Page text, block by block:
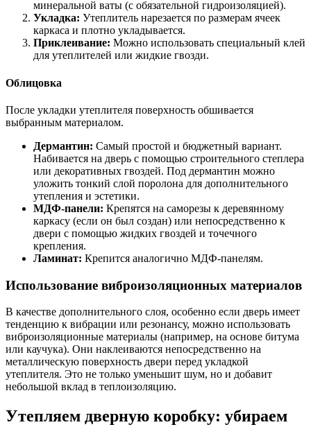
минеральной ваты (с обязательной гидроизоляцией).
Укладка: Утеплитель нарезается по размерам ячеек
каркаса и плотно укладывается.
Приклеивание: Можно использовать специальный клей
для утеплителей или жидкие гвозди.
Облицовка
После укладки утеплителя поверхность обшивается
выбранным материалом.
Дермантин: Самый простой и бюджетный вариант.
Набивается на дверь с помощью строительного степлера
или декоративных гвоздей. Под дермантин можно
уложить тонкий слой поролона для дополнительного
утепления и эстетики.
МДФ-панели: Крепятся на саморезы к деревянному
каркасу (если он был создан) или непосредственно к
двери с помощью жидких гвоздей и точечного
крепления.
Ламинат: Крепится аналогично МДФ-панелям.
Использование виброизоляционных материалов
В качестве дополнительного слоя, особенно если дверь имеет
тенденцию к вибрации или резонансу, можно использовать
виброизоляционные материалы (например, на основе битума
или каучука). Они наклеиваются непосредственно на
металлическую поверхность двери перед укладкой
утеплителя. Это не только уменьшит шум, но и добавит
небольшой вклад в теплоизоляцию.
Утепляем дверную коробку: убираем